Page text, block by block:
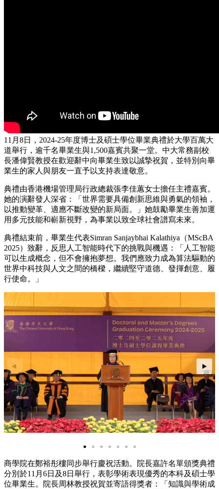
11月8日，2024-25年度博士及碩士學位畢業典禮於大學百萬大
道舉行，逾千名畢業生與1,500嘉賓共聚一堂。中大常務副校
長潘偉賢教授在歡迎辭中向畢業生致以誠摯祝賀，並特別向畢
業生的家人與朋友一直予以支持表達敬意。
典禮由香港機場管理局行政總裁張李佳蕙女士擔任主禮嘉賓。
她的演辭發人深省：「世界需要具備創新思維與勇氣的領袖，
以推動變革、適應不斷改變的新局面。」她鼓勵畢業生善加運
用多元技能和嶄新視野，為事業以致全球社會譜寫未來。
典禮結束前，畢業生代表Simran Sanjaybhai Kalathiya（MScBA
2025）致辭，反思人工智能時代下的挑戰與機遇：「人工智能
可以生成概念，但不會擁抱夢想。我們應致力成為算法驅動的
世界中科技與人文之間的橋樑，繼續堅守道德、發揮創意、履
行使命。」
商學院在鄭裕彤樓同步舉行慶祝活動。院長嘉許名單頒獎典禮
分別於11月6日及8日舉行，表彰學術表現優秀的本科及碩士學
位畢業生。院長周林教授祝賀並寄語得獎者：「知識與學術成